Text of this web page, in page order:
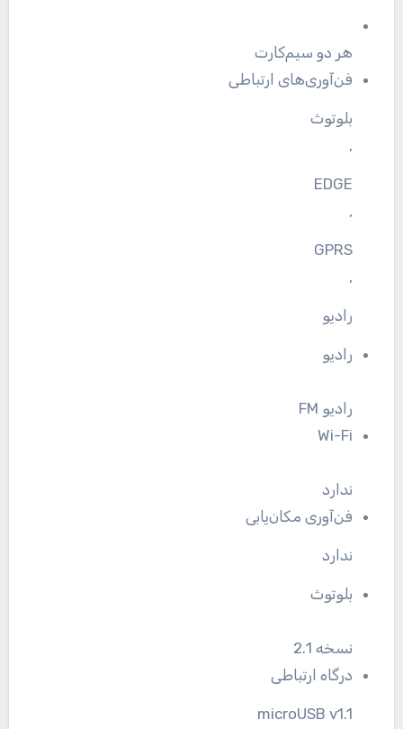
هر دو سیم‌کارت
فن‌آوری‌های ارتباطی
بلوتوث
,
EDGE
,
GPRS
,
رادیو
رادیو
رادیو FM
Wi-Fi
ندارد
فن‌آوری مکان‌یابی
ندارد
بلوتوث
نسخه 2.1
درگاه ارتباطی
microUSB v1.1